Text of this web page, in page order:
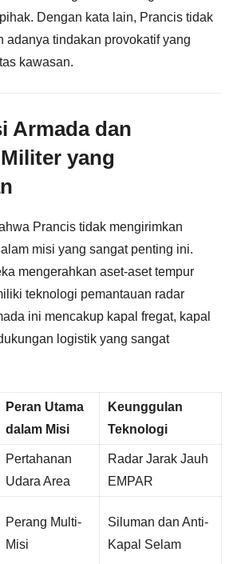
Dengan kata lain, Prancis tidak
adanya tindakan provokatif yang
kawasan.
Armada dan
yang
Prancis tidak mengirimkan
misi yang sangat penting ini.
mengerahkan aset-aset tempur
teknologi pemantauan radar
ini mencakup kapal fregat, kapal
logistik yang sangat
Peran Utama
dalam Misi
Keunggulan
Teknologi
Pertahanan
Udara Area
Radar Jarak Jauh
EMPAR
Perang Multi-
Misi
Siluman dan Anti-
Kapal Selam